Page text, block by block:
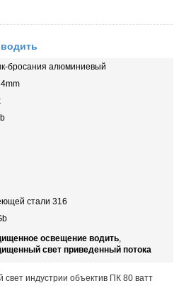
бросания алюминиевый
стали 316
освещение водить,
свет приведенный потока
индустрии объектив ПК 80 ватт